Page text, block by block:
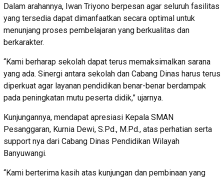
Dalam arahannya, Iwan Triyono berpesan agar seluruh fasilitas
yang tersedia dapat dimanfaatkan secara optimal untuk
menunjang proses pembelajaran yang berkualitas dan
berkarakter.
“Kami berharap sekolah dapat terus memaksimalkan sarana
yang ada. Sinergi antara sekolah dan Cabang Dinas harus terus
diperkuat agar layanan pendidikan benar-benar berdampak
pada peningkatan mutu peserta didik,” ujarnya.
Kunjungannya, mendapat apresiasi Kepala SMAN
Pesanggaran, Kurnia Dewi, S.Pd., M.Pd., atas perhatian serta
support nya dari Cabang Dinas Pendidikan Wilayah
Banyuwangi.
“Kami berterima kasih atas kunjungan dan pembinaan yang